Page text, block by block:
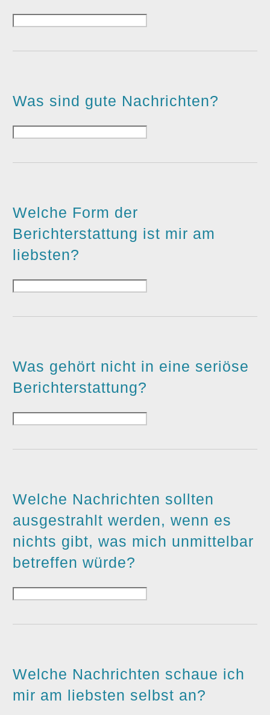
Was sind gute Nachrichten?
Welche Form der
Berichterstattung ist mir am
liebsten?
Was gehört nicht in eine seriöse
Berichterstattung?
Welche Nachrichten sollten
ausgestrahlt werden, wenn es
nichts gibt, was mich unmittelbar
betreffen würde?
Welche Nachrichten schaue ich
mir am liebsten selbst an?